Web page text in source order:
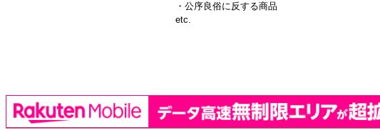
・公序良俗に反する商品
etc.